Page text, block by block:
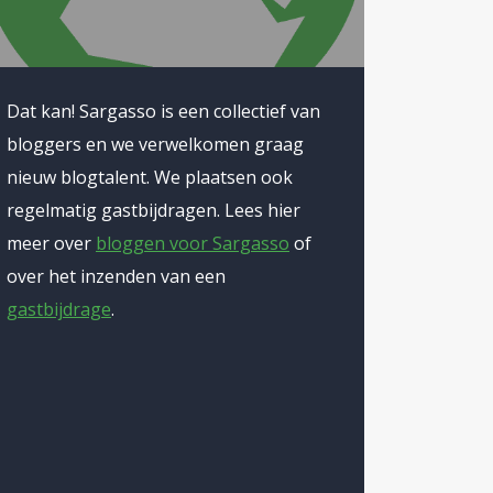
gas,
De
uit te
kan
aan
in
een
Dat kan! Sargasso is een collectief van
bloggers en we verwelkomen graag
nieuw blogtalent. We plaatsen ook
regelmatig gastbijdragen. Lees hier
meer over bloggen voor Sargasso of
over het inzenden van een
gastbijdrage.